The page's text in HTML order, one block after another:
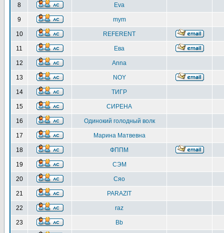
8 Eva
9 mym
10 REFERENT
11 Ева
12 Anna
13 NOY
14 ТИГР
15 СИРЕНА
16 Одинокий голодный волк
17 Марина Матвевна
18 ФППМ
19 СЭМ
20 Сяо
21 PARAZIT
22 raz
23 Bb